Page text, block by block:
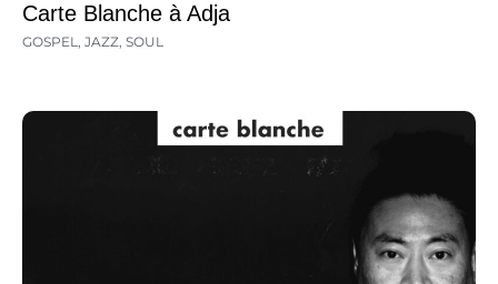
Carte Blanche à Adja
GOSPEL, JAZZ, SOUL